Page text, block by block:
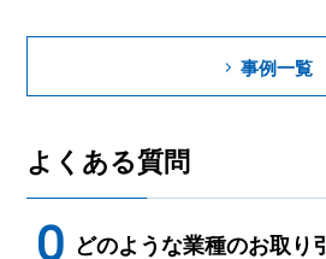
事例一覧
よくある質問
どのような業種のお取り